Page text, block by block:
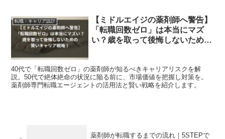
転職・キャリア設計
【ミドルエイジの薬剤師へ警告】
「転職回数ゼロ」は本当にマズ
い？歳を取って後悔しないための
40代で「転職回数ゼロ」の薬剤師が知るべきキャリアリスクを解
説。50代で絶体絶命の状況に陥る前に、市場価値を把握し対策を。
薬剤師専門転職エージェントの活用法と賢い戦略を紹介します。
薬剤師が転職するまでの流れ｜5STEPで